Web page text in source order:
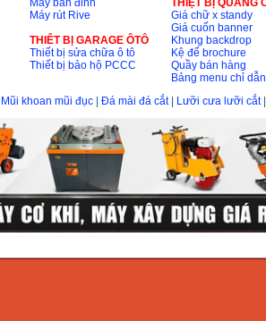
Máy bắn đinh
Máy rút Rive
THIÊT BỊ GARAGE ÔTÔ
Thiết bị sửa chữa ô tô
Thiết bị bảo hộ PCCC
THIỆT BỊ QUẢNG
Giá chữ x standy
Giá cuốn banner
Khung backdrop
Kệ để brochure
Quầy bán hàng
Bảng menu chỉ dẫn
Mũi khoan mũi đục Đá mài đá cắt| Lưỡi cưa lưỡi cắt